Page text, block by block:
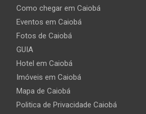
Como chegar em Caiobá
Eventos em Caiobá
Fotos de Caiobá
GUIA
Hotel em Caiobá
Imóveis em Caiobá
Mapa de Caiobá
Politica de Privacidade Caiobá